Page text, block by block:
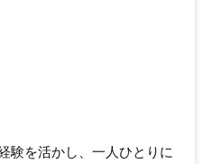
験を活かし、一人ひとりに